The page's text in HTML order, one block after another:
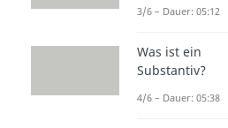
Sie
papier. →
Sie
3/6 – Dauer: 05:12
Was ist ein
Substantiv?
4/6 – Dauer: 05:38